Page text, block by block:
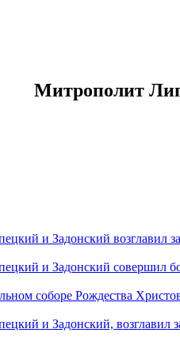
Митрополит
и Задонский возглавил
и Задонский совершил
соборе Рождества
и Задонский, возглавил